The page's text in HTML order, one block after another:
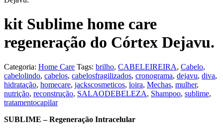
kit Sublime home care
regeneração do Córtex Dejavu.
Categoria: Home Care Tags: brilho, CABELEIREIRA, Cabelo,
cabelolindo, cabelos, cabelosfragilizados, cronograma, dejavu, diva,
hidratação, homecare, jackscosmeticos, loira, Mechas, mulher,
nutrição, reconstrução, SALAODEBELEZA, Shampoo, sublime,
tratamentocapilar
SUBLIME – Regeneração Intracelular